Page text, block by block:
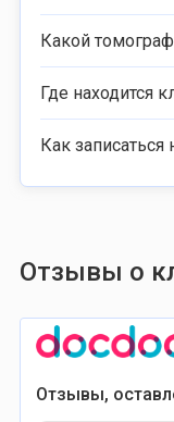
Какой
Где находится
Как записаться
Отзывы о
Отзывы,